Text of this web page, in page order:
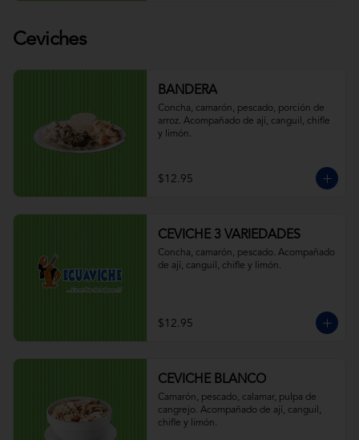
Ceviches
BANDERA
Concha, camarón, pescado, porción de
arroz. Acompañado de ají, canguil, chifle
y limón.
$12.95
CEVICHE 3 VARIEDADES
Concha, camarón, pescado. Acompañado
de ají, canguil, chifle y limón.
$12.95
CEVICHE BLANCO
Camarón, pescado, calamar, pulpa de
cangrejo. Acompañado de ají, canguil,
chifle y limón.